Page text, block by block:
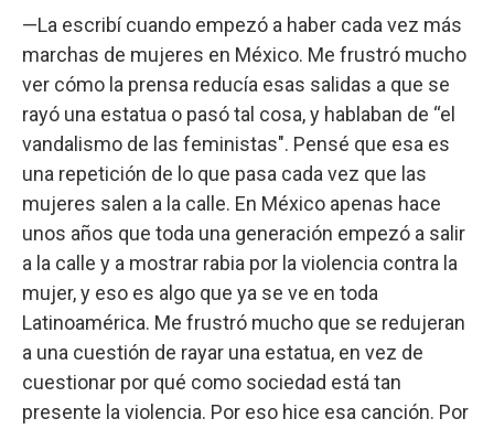
—La escribí cuando empezó a haber cada vez más
marchas de mujeres en México. Me frustró mucho
ver cómo la prensa reducía esas salidas a que se
rayó una estatua o pasó tal cosa, y hablaban de “el
vandalismo de las feministas". Pensé que esa es
una repetición de lo que pasa cada vez que las
mujeres salen a la calle. En México apenas hace
unos años que toda una generación empezó a salir
a la calle y a mostrar rabia por la violencia contra la
mujer, y eso es algo que ya se ve en toda
Latinoamérica. Me frustró mucho que se redujeran
a una cuestión de rayar una estatua, en vez de
cuestionar por qué como sociedad está tan
presente la violencia. Por eso hice esa canción. Por